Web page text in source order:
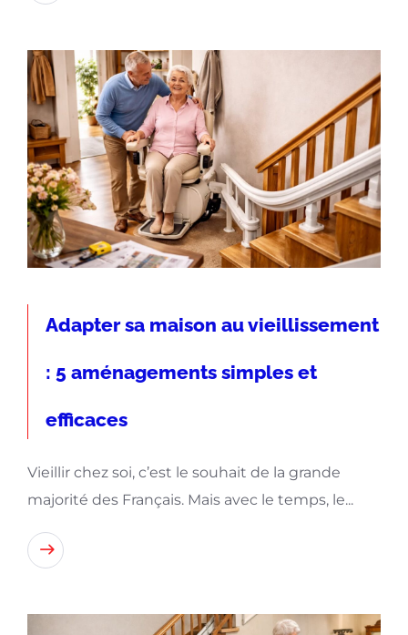
Adapter sa maison au vieillissement
: 5 aménagements simples et
efficaces
Vieillir chez soi, c’est le souhait de la grande
majorité des Français. Mais avec le temps, le...